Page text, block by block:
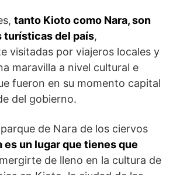
tanto Kioto como Nara, son
turísticas del país,
visitadas por viajeros locales y
maravilla a nivel cultural e
fueron en su momento capital
del gobierno.
de Nara de los ciervos
es un lugar que tienes que
de lleno en la cultura de